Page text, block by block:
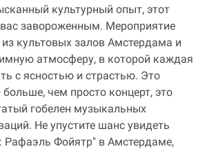
культурный опыт, этот
вас завороженным. Мероприятие
культовых залов Амстердама и
атмосферу, в которой каждая
с ясностью и страстью. Это
чем просто концерт, это
гобелен музыкальных
Не упустите шанс увидеть
Рафаэль Фойятр" в Амстердаме,